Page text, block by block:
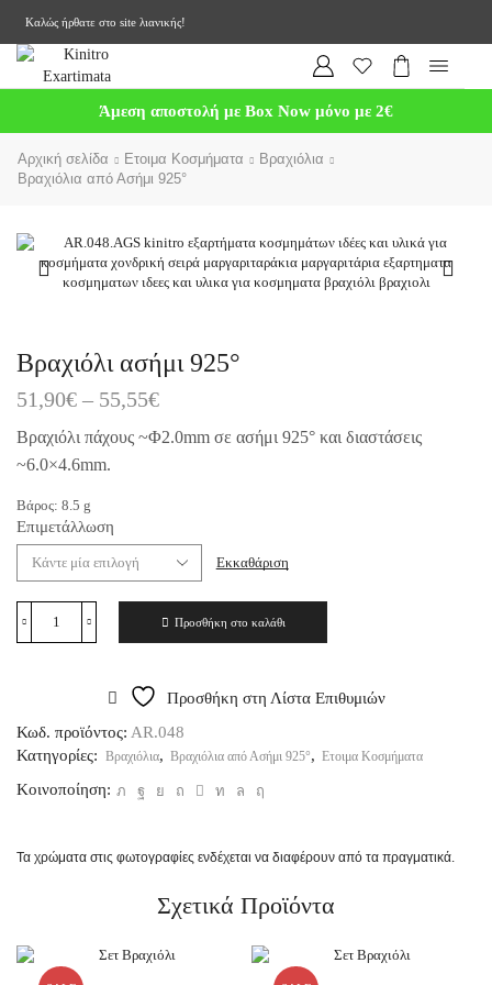
Καλώς ήρθατε στο site λιανικής!
Άμεση αποστολή με Box Now μόνο με 2€
Αρχική σελίδα Ετοιμα Κοσμήματα
Βραχιόλια
Βραχιόλια από Ασήμι 925°
Βραχιόλι ασήμι 925°
51,90€ – 55,55€
Βραχιόλι πάχους ~Φ2.0mm σε ασήμι 925° και διαστάσεις
~6.0×4.6mm.
Βάρος: 8.5 g
Επιμετάλλωση
Εκκαθάριση
Προσθήκη στο καλάθι
Προσθήκη στη Λίστα Επιθυμιών
Κωδ. προϊόντος: AR.048
Κατηγορίες: Βραχιόλια, Βραχιόλια από Ασήμι 925°, Ετοιμα Κοσμήματα
Κοινοποίηση:
Τα χρώματα στις φωτογραφίες ενδέχεται να διαφέρουν από τα πραγματικά.
Σχετικά Προϊόντα